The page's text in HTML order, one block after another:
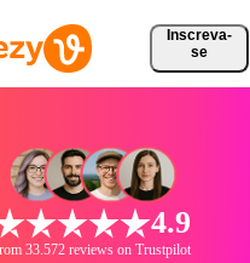
Inscreva-
se
4.9
33.572 reviews on Trustpilot